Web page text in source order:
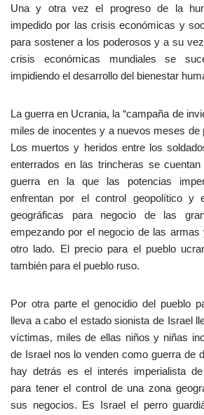
Una y otra vez el progreso de la
impedido por las crisis económicas y
para sostener a los poderosos y a su
crisis económicas mundiales se
impidiendo el desarrollo del bienestar
La guerra en Ucrania, la “campaña de
miles de inocentes y a nuevos meses de
Los muertos y heridos entre los
enterrados en las trincheras se
guerra en la que las potencias
enfrentan por el control geopolítico y
geográficas para negocio de las
empezando por el negocio de las
otro lado. El precio para el pueblo
también para el pueblo ruso.
Por otra parte el genocidio del pueblo
lleva a cabo el estado sionista de Israel
víctimas, miles de ellas niños y niñas
de Israel nos lo venden como guerra de
hay detrás es el interés imperialista
para tener el control de una zona
sus negocios. Es Israel el perro